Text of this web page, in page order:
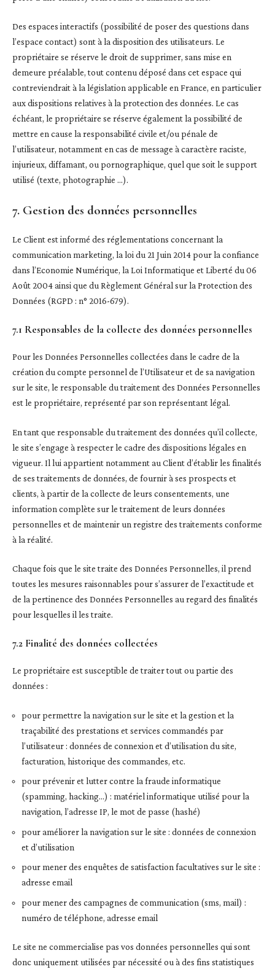
Des espaces interactifs (possibilité de poser des questions dans
l’espace contact) sont à la disposition des utilisateurs. Le
propriétaire se réserve le droit de supprimer, sans mise en
demeure préalable, tout contenu déposé dans cet espace qui
contreviendrait à la législation applicable en France, en particulier
aux dispositions relatives à la protection des données. Le cas
échéant, le propriétaire se réserve également la possibilité de
mettre en cause la responsabilité civile et/ou pénale de
l’utilisateur, notamment en cas de message à caractère raciste,
injurieux, diffamant, ou pornographique, quel que soit le support
utilisé (texte, photographie …).
7. Gestion des données personnelles
Le Client est informé des réglementations concernant la
communication marketing, la loi du 21 Juin 2014 pour la confiance
dans l’Economie Numérique, la Loi Informatique et Liberté du 06
Août 2004 ainsi que du Règlement Général sur la Protection des
Données (RGPD : n° 2016-679).
7.1 Responsables de la collecte des données personnelles
Pour les Données Personnelles collectées dans le cadre de la
création du compte personnel de l’Utilisateur et de sa navigation
sur le site, le responsable du traitement des Données Personnelles
est le propriétaire, représenté par son représentant légal.
En tant que responsable du traitement des données qu’il collecte,
le site s’engage à respecter le cadre des dispositions légales en
vigueur. Il lui appartient notamment au Client d’établir les finalités
de ses traitements de données, de fournir à ses prospects et
clients, à partir de la collecte de leurs consentements, une
information complète sur le traitement de leurs données
personnelles et de maintenir un registre des traitements conforme
à la réalité.
Chaque fois que le site traite des Données Personnelles, il prend
toutes les mesures raisonnables pour s’assurer de l’exactitude et
de la pertinence des Données Personnelles au regard des finalités
pour lesquelles il les traite.
7.2 Finalité des données collectées
Le propriétaire est susceptible de traiter tout ou partie des
données :
pour permettre la navigation sur le site et la gestion et la
traçabilité des prestations et services commandés par
l’utilisateur : données de connexion et d’utilisation du site,
facturation, historique des commandes, etc.
pour prévenir et lutter contre la fraude informatique
(spamming, hacking…) : matériel informatique utilisé pour la
navigation, l’adresse IP, le mot de passe (hashé)
pour améliorer la navigation sur le site : données de connexion
et d’utilisation
pour mener des enquêtes de satisfaction facultatives sur le site :
adresse email
pour mener des campagnes de communication (sms, mail) :
numéro de téléphone, adresse email
Le site ne commercialise pas vos données personnelles qui sont
donc uniquement utilisées par nécessité ou à des fins statistiques